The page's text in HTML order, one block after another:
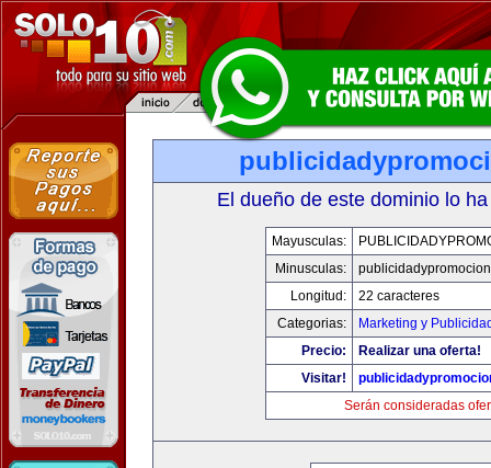
El dueño de este dominio lo
Mayusculas:
Minusculas:
Longitud:
22 caracteres
Categorias:
Marketing y
Precio:
Realizar una oferta!
Visitar!
Serán consideradas